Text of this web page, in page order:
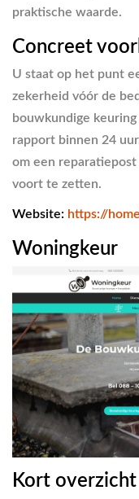
praktische waarde.
Concreet
U staat op het punt
zekerheid vóór de
bouwkundige
rapport binnen 24
om een
voort te zetten.
Website: https://
Woningkeur
Kort overzicht